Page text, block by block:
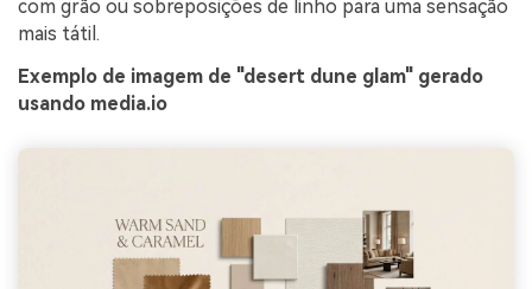
com grão ou sobreposições de linho para uma sensação
mais tátil.
Exemplo de imagem de "desert dune glam" gerado
usando media.io